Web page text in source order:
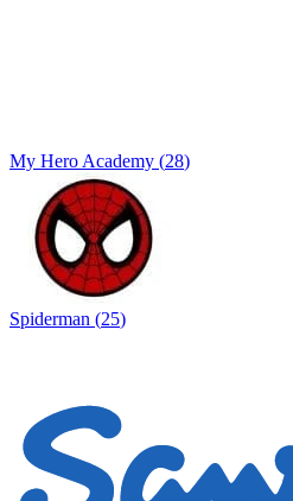
My Hero Academy (28)
Spiderman (25)